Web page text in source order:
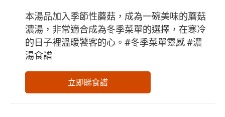
本湯品加入季節性蘑菇，成為一碗美味的蘑菇
濃湯，非常適合成為冬季菜單的選擇，在寒冷
的日子裡溫暖饕客的心。#冬季菜單靈感 #濃
湯食譜
立即睇食譜